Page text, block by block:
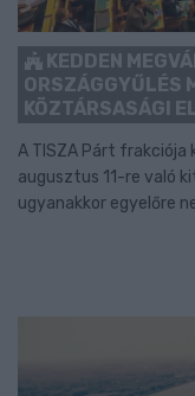
KEDDEN
ORSZÁGGYŰLÉS
KÖZTÁRSASÁGI
A TISZA Párt
augusztus 11-re való
ugyanakkor egyelőre